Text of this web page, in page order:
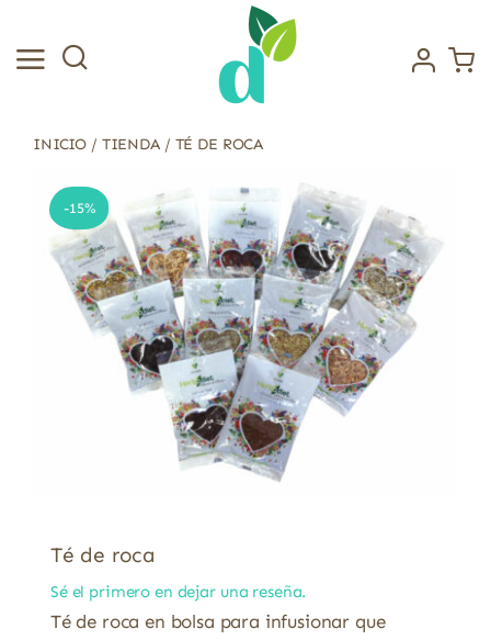
contenido
INICIO / TIENDA/ TÉ DE ROCA
-15%
Té de roca
Sé el primero en dejar una reseña.
Té de roca en bolsa para infusionar que